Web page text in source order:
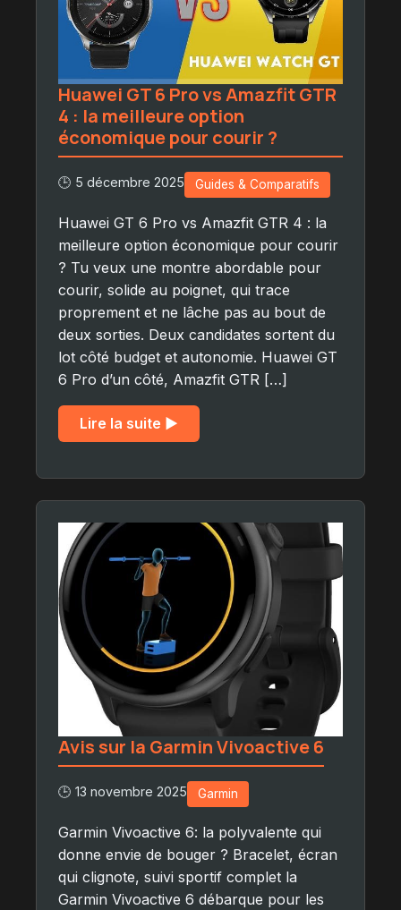
Huawei GT 6 Pro vs Amazfit GTR
4 : la meilleure option
économique pour courir ?
🕒 5 décembre 2025 Guides & Comparatifs
Huawei GT 6 Pro vs Amazfit GTR 4 : la
meilleure option économique pour courir
? Tu veux une montre abordable pour
courir, solide au poignet, qui trace
proprement et ne lâche pas au bout de
deux sorties. Deux candidates sortent du
lot côté budget et autonomie. Huawei GT
6 Pro d’un côté, Amazfit GTR […]
Lire la suite ▶︎
Avis sur la Garmin Vivoactive 6
🕒 13 novembre 2025 Garmin
Garmin Vivoactive 6: la polyvalente qui
donne envie de bouger ? Bracelet, écran
qui clignote, suivi sportif complet la
Garmin Vivoactive 6 débarque pour les